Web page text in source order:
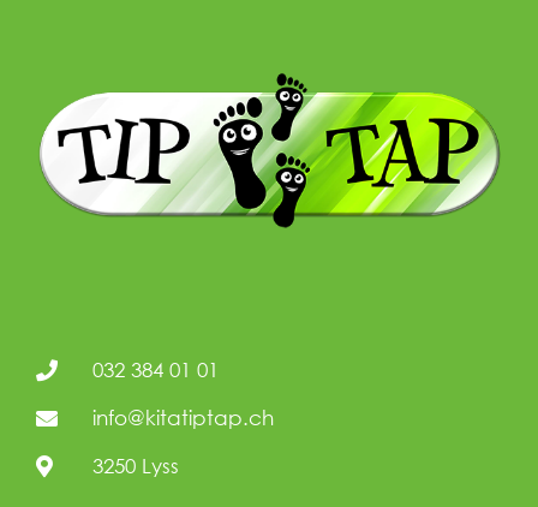
032 384 01 01
info@kitatiptap.ch
3250 Lyss